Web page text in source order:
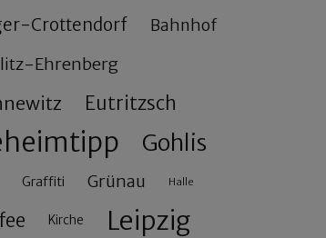
Crottendorf Bahnhof
Ehrenberg
Eutritzsch
Gohlis
Graffiti Grünau Halle
Kirche Leipzig